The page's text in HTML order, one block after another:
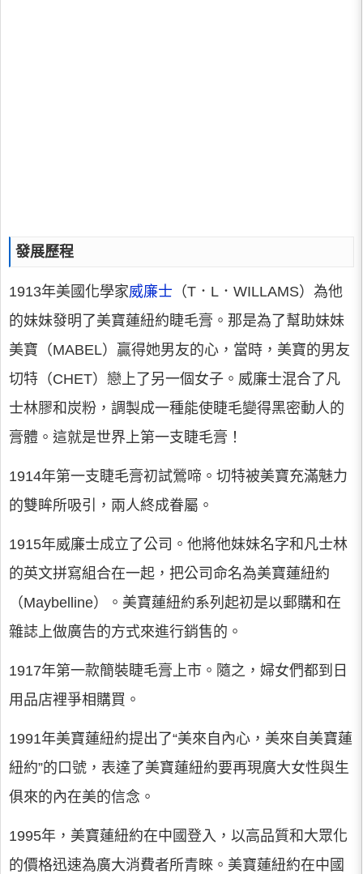
發展歷程
1913年美國化學家威廉士 （T．L．WILLAMS）為他
的妹妹發明了美寶蓮紐約睫毛膏。那是為了幫助妹妹
美寶（MABEL）贏得她男友的心，當時，美寶的男友
切特（CHET）戀上了另一個女子。威廉士混合了凡
士林膠和炭粉，調製成一種能使睫毛變得黑密動人的
膏體。這就是世界上第一支睫毛膏！
1914年第一支睫毛膏初試鶯啼。切特被美寶充滿魅力
的雙眸所吸引，兩人終成眷屬。
1915年威廉士成立了公司。他將他妹妹名字和凡士林
的英文拼寫組合在一起，把公司命名為美寶蓮紐約
（Maybelline）。美寶蓮紐約系列起初是以郵購和在
雜誌上做廣告的方式來進行銷售的。
1917年第一款簡裝睫毛膏上市。隨之，婦女們都到日
用品店裡爭相購買。
1991年美寶蓮紐約提出了“美來自內心，美來自美寶蓮
紐約”的口號，表達了美寶蓮紐約要再現廣大女性與生
俱來的內在美的信念。
1995年，美寶蓮紐約在中國登入，以高品質和大眾化
的價格迅速為廣大消費者所青睞。美寶蓮紐約在中國